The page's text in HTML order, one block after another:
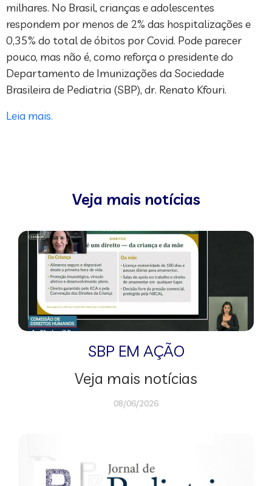
milhares. No Brasil, crianças e adolescentes
respondem por menos de 2% das hospitalizações e
0,35% do total de óbitos por Covid. Pode parecer
pouco, mas não é, como reforça o presidente do
Departamento de Imunizações da Sociedade
Brasileira de Pediatria (SBP), dr. Renato Kfouri.
Leia mais.
Veja mais notícias
SBP EM AÇÃO
Veja mais notícias
08/06/2026